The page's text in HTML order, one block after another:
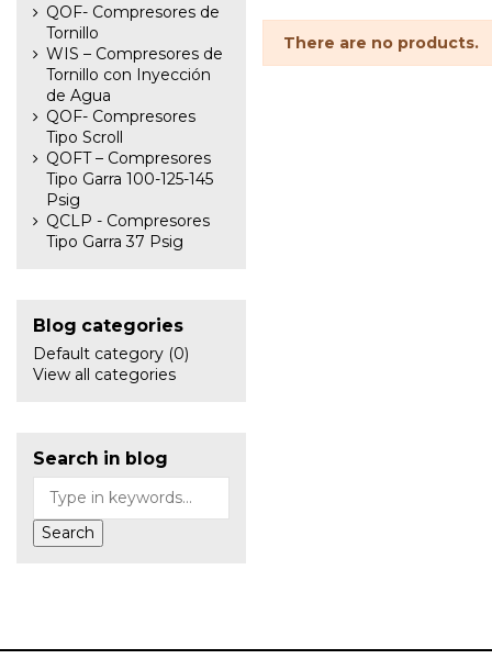
There are no products.
QOF- Compresores de
Tornillo
WIS – Compresores de
Tornillo con Inyección
de Agua
QOF- Compresores
Tipo Scroll
QOFT – Compresores
Tipo Garra 100-125-145
Psig
QCLP - Compresores
Tipo Garra 37 Psig
Blog categories
Default category (0)
View all categories
Search in blog